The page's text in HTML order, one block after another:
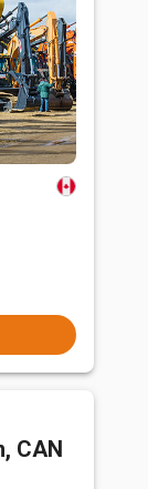
CAN